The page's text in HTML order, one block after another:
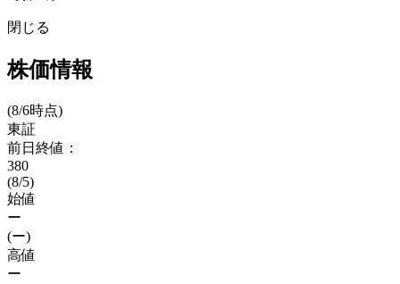
閉じる
株価情報
(8/6時点)
東証
前日終値：
380
(8/5)
始値
ー
(ー)
高値
ー